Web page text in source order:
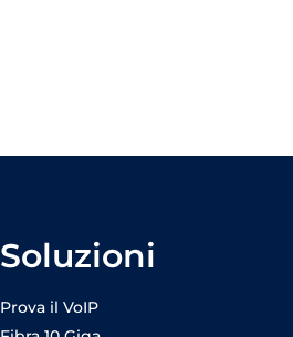
Soluzioni
Prova il VoIP